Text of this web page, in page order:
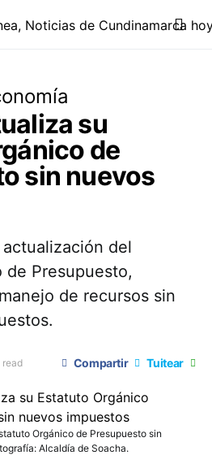
su
de
sin nuevos
del
de Presupuesto,
de recursos sin
read Compartir Tuitear
Orgánico de Presupuesto sin
Alcaldía de Soacha.